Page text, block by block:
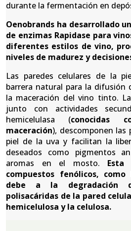
durante la fermentación en
Oenobrands ha desarrollado
de enzimas Rapidase para
diferentes estilos de vino,
niveles de madurez y
Las paredes celulares de la
barrera natural para la difusión
la maceración del vino tinto.
junto con actividades
hemicelulasa (conocidas
maceración), descomponen las
piel de la uva y facilitan la
deseados como pigmentos
aromas en el mosto.
compuestos fenólicos,
debe a la degradación
polisacáridas de la pared
hemicelulosa y la celulosa.